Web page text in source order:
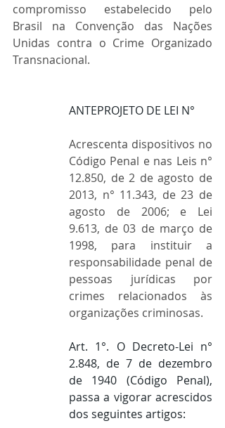
compromisso estabelecido pelo
Brasil na Convenção das Nações
Unidas contra o Crime Organizado
Transnacional.
ANTEPROJETO DE LEI N°
Acrescenta dispositivos no
Código Penal e nas Leis n°
12.850, de 2 de agosto de
2013, n° 11.343, de 23 de
agosto de 2006; e Lei
9.613, de 03 de março de
1998, para instituir a
responsabilidade penal de
pessoas jurídicas por
crimes relacionados às
organizações criminosas.
Art. 1°. O Decreto-Lei n°
2.848, de 7 de dezembro
de 1940 (Código Penal),
passa a vigorar acrescidos
dos seguintes artigos: